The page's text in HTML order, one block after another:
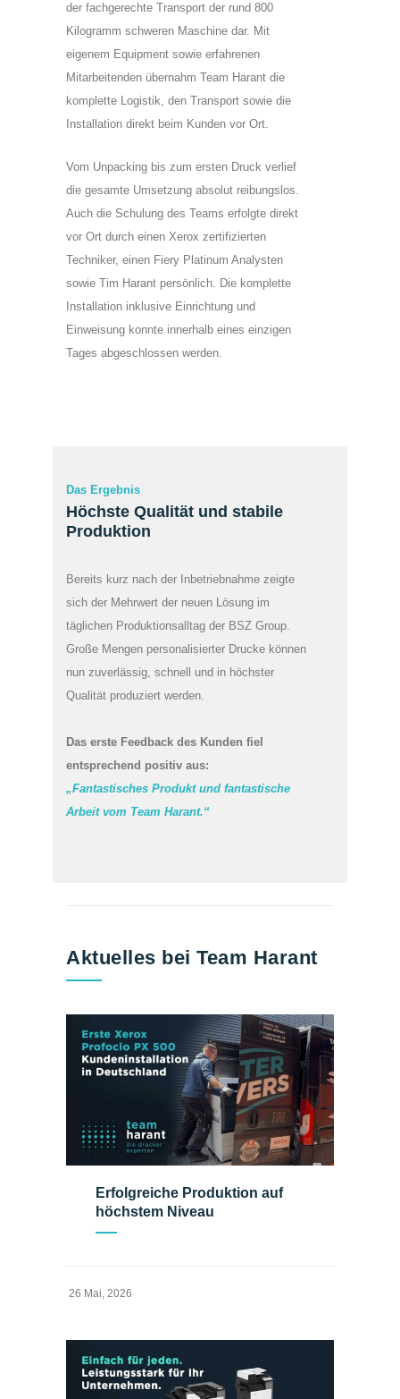
der fachgerechte Transport der rund 800
Kilogramm schweren Maschine dar. Mit
eigenem Equipment sowie erfahrenen
Mitarbeitenden übernahm Team Harant die
komplette Logistik, den Transport sowie die
Installation direkt beim Kunden vor Ort.
Vom Unpacking bis zum ersten Druck verlief
die gesamte Umsetzung absolut reibungslos.
Auch die Schulung des Teams erfolgte direkt
vor Ort durch einen Xerox zertifizierten
Techniker, einen Fiery Platinum Analysten
sowie Tim Harant persönlich. Die komplette
Installation inklusive Einrichtung und
Einweisung konnte innerhalb eines einzigen
Tages abgeschlossen werden.
Das Ergebnis
Höchste Qualität und stabile
Produktion
Bereits kurz nach der Inbetriebnahme zeigte
sich der Mehrwert der neuen Lösung im
täglichen Produktionsalltag der BSZ Group.
Große Mengen personalisierter Drucke können
nun zuverlässig, schnell und in höchster
Qualität produziert werden.
Das erste Feedback des Kunden fiel
entsprechend positiv aus:
„Fantastisches Produkt und fantastische
Arbeit vom Team Harant.“
Aktuelles bei Team Harant
Erfolgreiche Produktion auf
höchstem Niveau
26 Mai, 2026